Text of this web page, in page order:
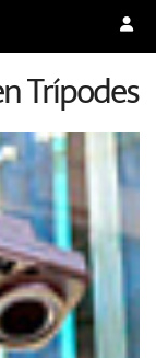
Trípodes